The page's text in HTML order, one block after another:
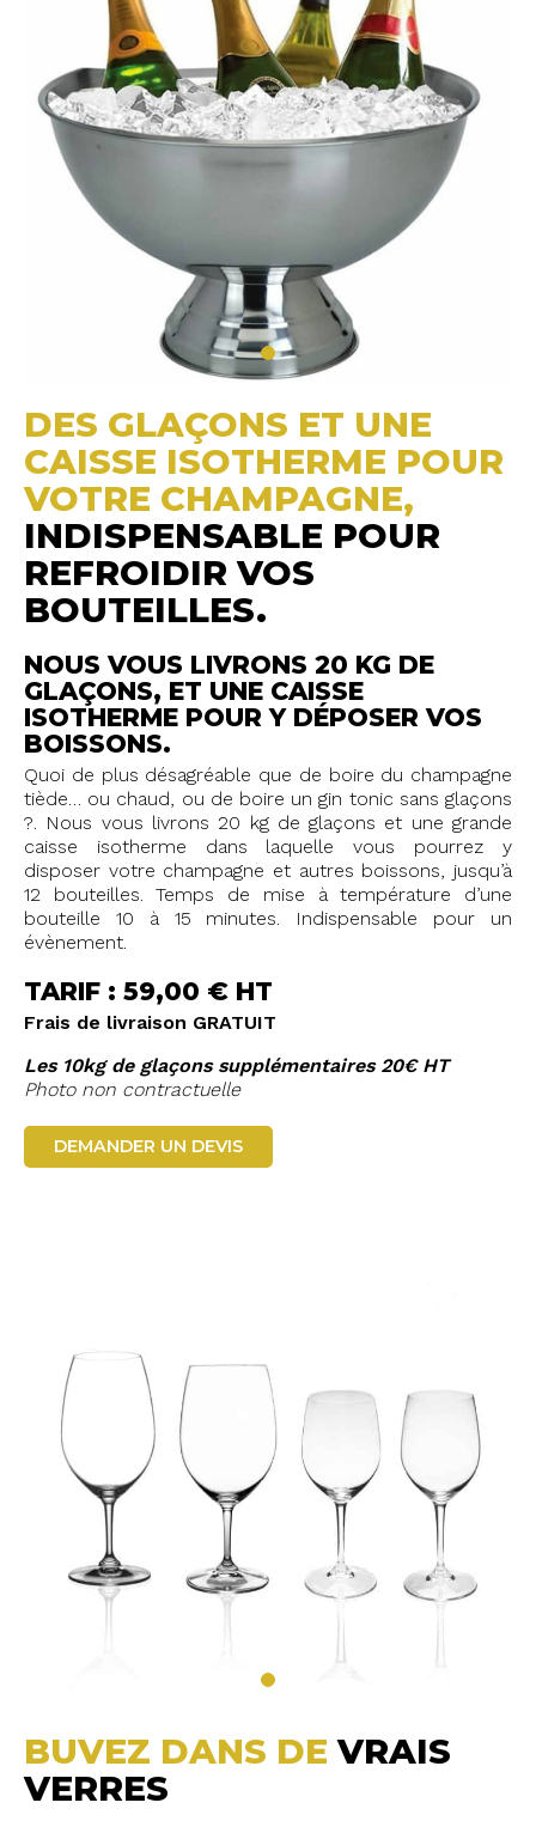
DES GLAÇONS ET UNE
CAISSE ISOTHERME POUR
VOTRE CHAMPAGNE,
INDISPENSABLE POUR
REFROIDIR VOS
BOUTEILLES.
NOUS VOUS LIVRONS 20 KG DE
GLAÇONS, ET UNE CAISSE
ISOTHERME POUR Y DÉPOSER VOS
BOISSONS.
Quoi de plus désagréable que de boire du champagne
tiède… ou chaud, ou de boire un gin tonic sans glaçons
?. Nous vous livrons 20 kg de glaçons et une grande
caisse isotherme dans laquelle vous pourrez y
disposer votre champagne et autres boissons, jusqu’à
12 bouteilles. Temps de mise à température d’une
bouteille 10 à 15 minutes. Indispensable pour un
évènement.
TARIF : 59,00 € HT
Frais de livraison GRATUIT
Les 10kg de glaçons supplémentaires 20€ HT
Photo non contractuelle
DEMANDER UN DEVIS
BUVEZ DANS DEVRAIS
VERRES